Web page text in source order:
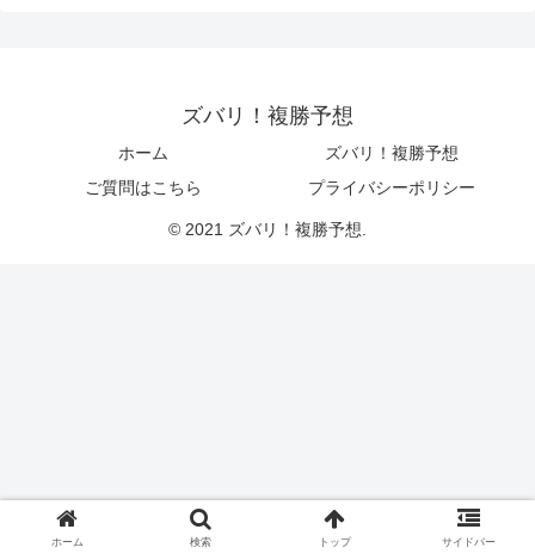
ズバリ！複勝予想
ホーム
ズバリ！複勝予想
ご質問はこちら
プライバシーポリシー
© 2021 ズバリ！複勝予想.
ホーム 検索 トップ サイドバー